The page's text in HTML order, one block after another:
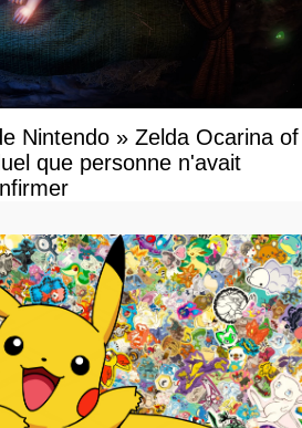
Nintendo » Zelda Ocarina of
que personne n'avait